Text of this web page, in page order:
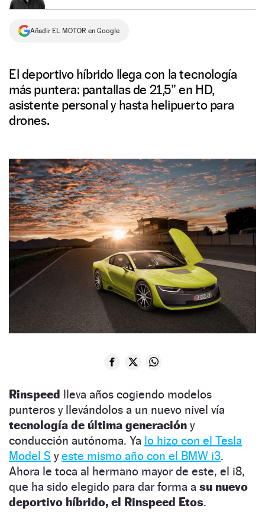
Añadir EL MOTOR en Google
El deportivo híbrido llega con la tecnología
más puntera: pantallas de 21,5” en HD,
asistente personal y hasta helipuerto para
drones.
Rinspeed lleva años cogiendo modelos
punteros y llevándolos a un nuevo nivel vía
tecnología de última generación y
conducción autónoma. Ya lo hizo con el Tesla
Model S yeste mismo año con el BMW i3.
Ahora le toca al hermano mayor de este, el i8,
que ha sido elegido para dar forma a su nuevo
deportivo híbrido, el Rinspeed Etos.